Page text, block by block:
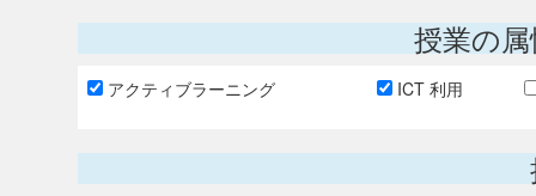
授業の
アクティブラーニング ICT 利用